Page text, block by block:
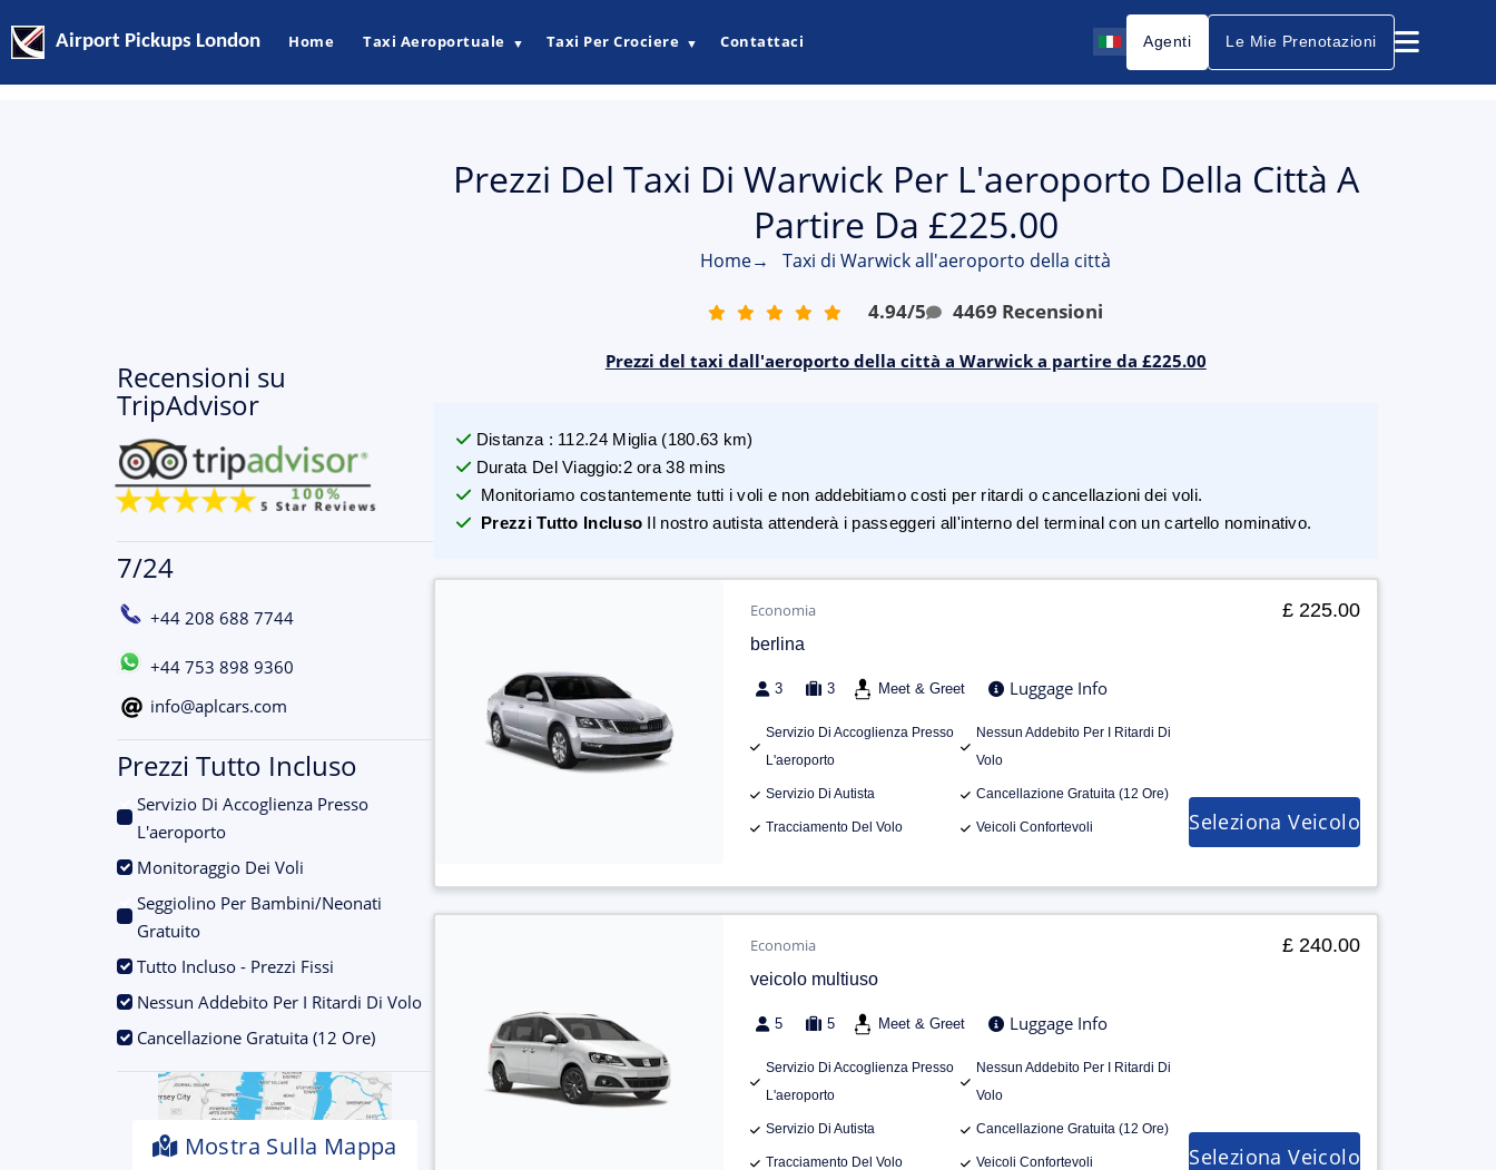
Airport Pickups London Home Taxi Aeroportuale ▼ Taxi Per Crociere ▼ Contattaci Agenti Le Mie Prenotazioni
Recensioni su
TripAdvisor
7/24
+44 208 688 7744
+44 753 898 9360
info@aplcars.com
Prezzi Tutto Incluso
Servizio Di Accoglienza Presso
L'aeroporto
Monitoraggio Dei Voli
Seggiolino Per Bambini/Neonati
Gratuito
Tutto Incluso - Prezzi Fissi
Nessun Addebito Per I Ritardi Di Volo
Cancellazione Gratuita (12 Ore)
Mostra Sulla Mappa
Prezzi Del Taxi Di Warwick Per L'aeroporto Della Città A
Partire Da £225.00
Home→ Taxi di Warwick all'aeroporto della città
4.94/5 4469 Recensioni
Prezzi del taxi dall'aeroporto della città a Warwick a partire da £225.00
Distanza : 112.24 Miglia (180.63 km)
Durata Del Viaggio:2 ora 38 mins
Monitoriamo costantemente tutti i voli e non addebitiamo costi per ritardi o cancellazioni dei voli.
Prezzi Tutto Incluso Il nostro autista attenderà i passeggeri all'interno del terminal con un cartello nominativo.
Economia
berlina
3 3 Meet & Greet Luggage Info
Servizio Di Accoglienza Presso
L'aeroporto
Nessun Addebito Per I Ritardi Di
Volo
Servizio Di Autista Cancellazione Gratuita (12 Ore)
Tracciamento Del Volo Veicoli Confortevoli
£ 225.00
Seleziona Veicolo
Economia
veicolo multiuso
5 5 Meet & Greet Luggage Info
Servizio Di Accoglienza Presso
L'aeroporto
Nessun Addebito Per I Ritardi Di
Volo
Servizio Di Autista Cancellazione Gratuita (12 Ore)
Tracciamento Del Volo Veicoli Confortevoli
£ 240.00
Seleziona Veicolo